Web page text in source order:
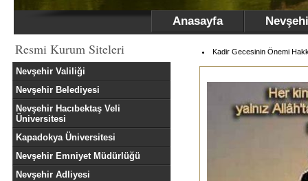
Anasayfa
Resmi Kurum Siteleri
Nevşehir Valiliği
Nevşehir Belediyesi
Nevşehir Hacıbektaş Veli
Üniversitesi
Kapadokya Üniversitesi
Nevşehir Emniyet Müdürlüğü
Nevşehir Adliyesi
Kadir Gecesinin Önemi